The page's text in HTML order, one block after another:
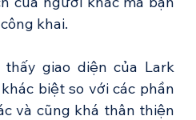
khai.
giao diện của Lark
biệt so với các phần
và cũng khá thân thiện